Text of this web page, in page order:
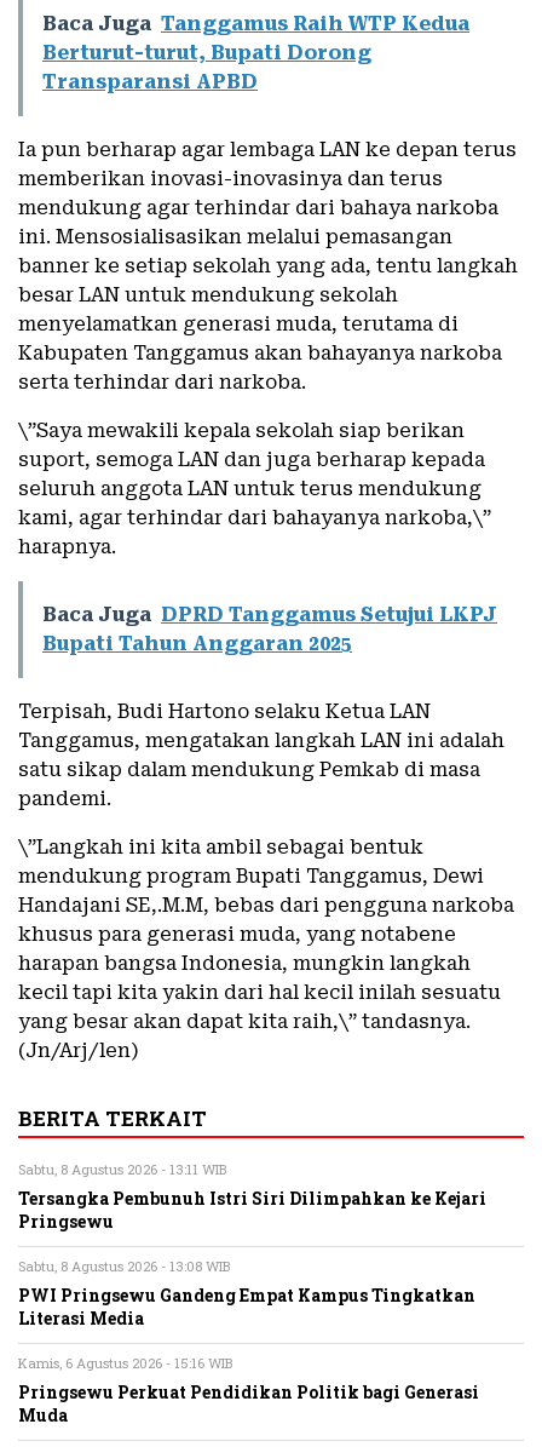
Baca Juga Tanggamus Raih WTP Kedua
Berturut-turut, Bupati Dorong
Transparansi APBD
Ia pun berharap agar lembaga LAN ke depan terus
memberikan inovasi-inovasinya dan terus
mendukung agar terhindar dari bahaya narkoba
ini. Mensosialisasikan melalui pemasangan
banner ke setiap sekolah yang ada, tentu langkah
besar LAN untuk mendukung sekolah
menyelamatkan generasi muda, terutama di
Kabupaten Tanggamus akan bahayanya narkoba
serta terhindar dari narkoba.
\”Saya mewakili kepala sekolah siap berikan
suport, semoga LAN dan juga berharap kepada
seluruh anggota LAN untuk terus mendukung
kami, agar terhindar dari bahayanya narkoba,\”
harapnya.
Baca Juga DPRD Tanggamus Setujui LKPJ
Bupati Tahun Anggaran 2025
Terpisah, Budi Hartono selaku Ketua LAN
Tanggamus, mengatakan langkah LAN ini adalah
satu sikap dalam mendukung Pemkab di masa
pandemi.
\”Langkah ini kita ambil sebagai bentuk
mendukung program Bupati Tanggamus, Dewi
Handajani SE,.M.M, bebas dari pengguna narkoba
khusus para generasi muda, yang notabene
harapan bangsa Indonesia, mungkin langkah
kecil tapi kita yakin dari hal kecil inilah sesuatu
yang besar akan dapat kita raih,\” tandasnya.
(Jn/Arj/len)
BERITA TERKAIT
Sabtu, 8 Agustus 2026 - 13:11 WIB
Tersangka Pembunuh Istri Siri Dilimpahkan ke Kejari
Pringsewu
Sabtu, 8 Agustus 2026 - 13:08 WIB
PWI Pringsewu Gandeng Empat Kampus Tingkatkan
Literasi Media
Kamis, 6 Agustus 2026 - 15:16 WIB
Pringsewu Perkuat Pendidikan Politik bagi Generasi
Muda